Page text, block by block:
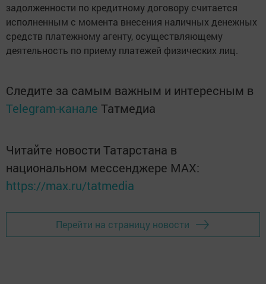
задолженности по кредитному договору считается
исполненным с момента внесения наличных денежных
средств платежному агенту, осуществляющему
деятельность по приему платежей физических лиц.
Следите за самым важным и интересным в
Telegram-канале Татмедиа
Читайте новости Татарстана в
национальном мессенджере MАХ:
https://max.ru/tatmedia
Перейти на страницу новости